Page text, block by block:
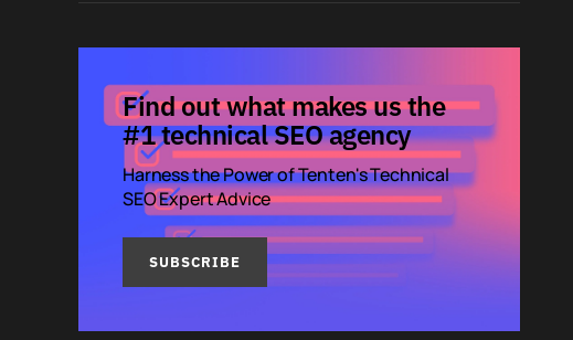
Find out what makes us the
#1 technical SEO agency
Harness the Power of Tenten's Technical
SEO Expert Advice
SUBSCRIBE